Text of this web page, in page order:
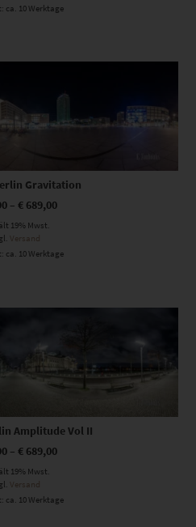
ca. 10 Werktage
Dieses Produkt weist mehrere Varianten auf. Die Optionen können auf der Produktseite gewählt werden
Gravitation
– € 689,00
19% Mwst.
Versand
ca. 10 Werktage
Dieses Produkt weist mehrere Varianten auf. Die Optionen können auf der Produktseite gewählt werden
Amplitude Vol II
– € 689,00
19% Mwst.
Versand
ca. 10 Werktage